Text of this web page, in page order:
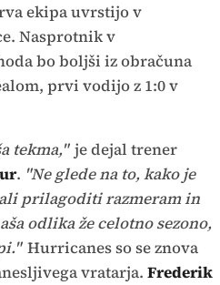
ekipa uvrstijo v
Nasprotnik v
bo boljši iz obračuna
prvi vodijo z 1:0 v
tekma," je dejal trener
. "Ne glede na to, kako je
prilagoditi razmeram in
odlika že celotno sezono,
Hurricanes so se znova
vratarja. Frederik